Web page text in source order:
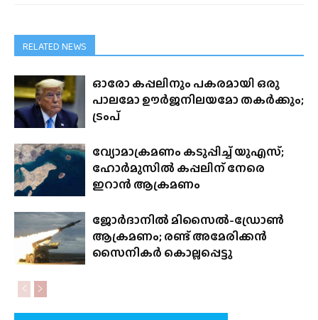
RELATED NEWS
ഓരോ കപ്പലിനും പകരമായി ഒരു
പാലമോ ഊർജനിലയമോ തകർക്കും;
ട്രംപ്
വ്യോമാക്രമണം കടുപ്പിച്ച് യുഎസ്;
ഹോർമുസിൽ കപ്പലിന് നേരെ
ഇറാൻ ആക്രമണം
ജോർദാനിൽ മിസൈൽ-ഡ്രോൺ
ആക്രമണം; രണ്ട് അമേരിക്കൻ
സൈനികർ കൊല്ലപ്പെട്ടു